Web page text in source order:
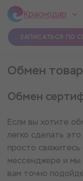
Краснодар
ЗАПИСАТЬСЯ ПО
Обмен
Обмен
Если вы хотите
легко сделать
просто
мессенджере и мы
вам точно